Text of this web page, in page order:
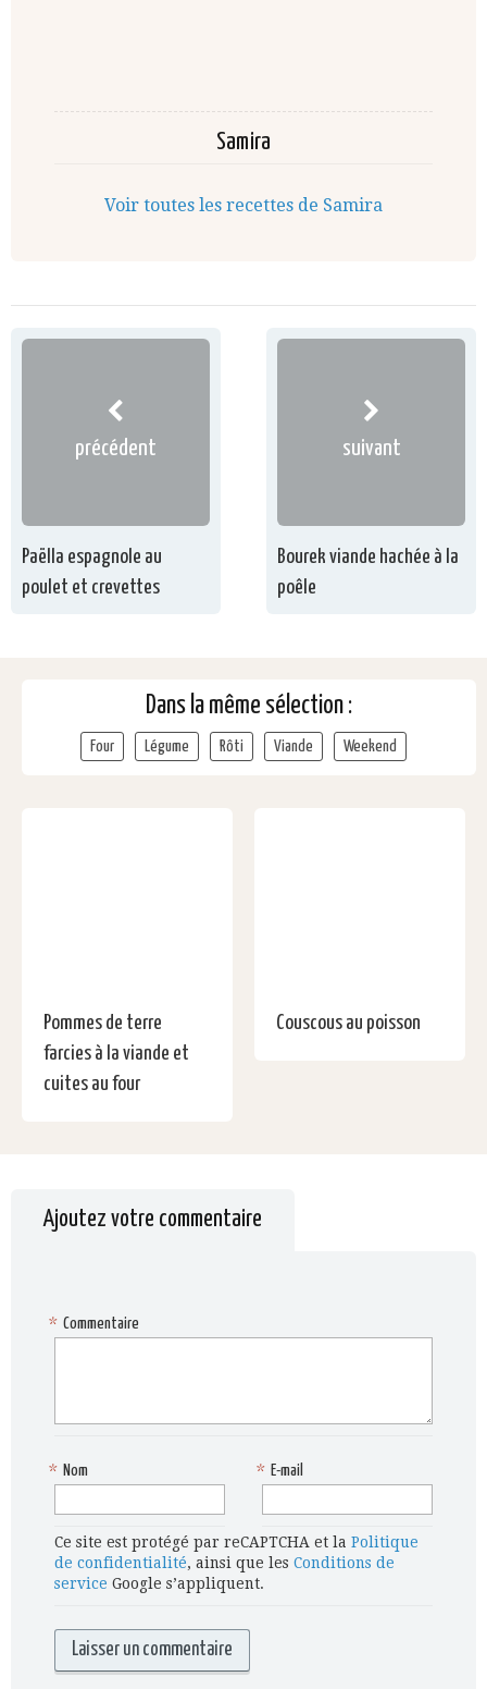
Samira
Voir toutes les recettes de Samira
précédent
Paëlla espagnole au
poulet et crevettes
suivant
Bourek viande hachée à la
poêle
Dans la même sélection :
Four Légume Rôti Viande Weekend
Pommes de terre
farcies à la viande et
cuites au four
Couscous au poisson
Ajoutez votre commentaire
Commentaire
*
Nom
* E-mail
*
Ce site est protégé par reCAPTCHA et la Politique
de confidentialité, ainsi que les Conditions de
service Google s’appliquent.